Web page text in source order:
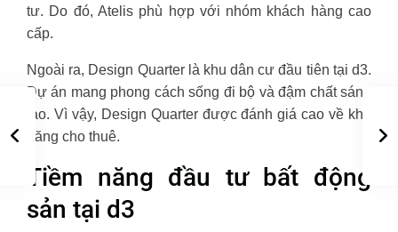
tư. Do đó, Atelis phù hợp với nhóm khách hàng cao
cấp.
Ngoài ra, Design Quarter là khu dân cư đầu tiên tại d3.
Dự án mang phong cách sống đi bộ và đậm chất sáng
tạo. Vì vậy, Design Quarter được đánh giá cao về khả
năng cho thuê.
Tiềm năng đầu tư bất động
sản tại d3